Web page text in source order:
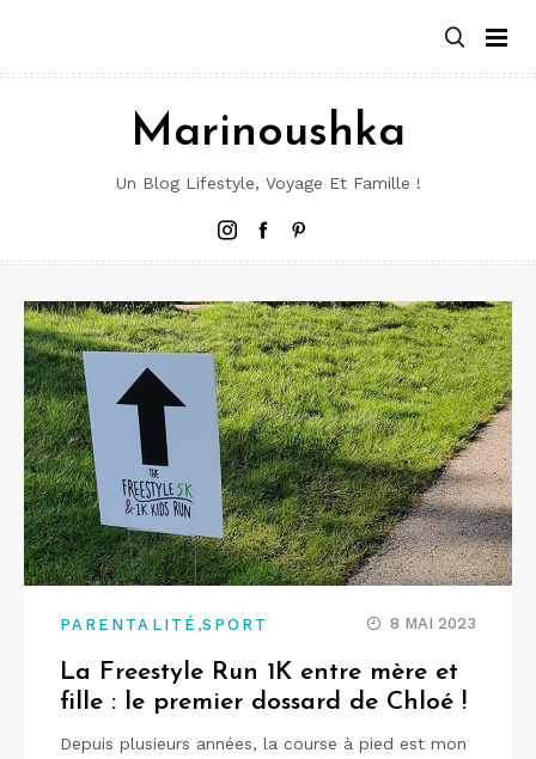
contenu
Marinoushka
Un Blog Lifestyle, Voyage Et Famille !
Instagram
Facebook
PARENTALITÉ ,SPORT 8 MAI 2023
La Freestyle Run 1K entre mère et
fille : le premier dossard de Chloé !
Depuis plusieurs années, la course à pied est mon